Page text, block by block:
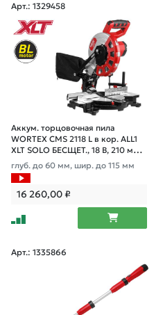
Арт.: 1329458
Аккум. торцовочная пила
WORTEX CMS 2118 L в кор. ALL1
XLT SOLO БЕСЩЕТ., 18 В, 210 мм,
лазер
глуб. до 60 мм, шир. до 115 мм
16 260,00₽
Арт.: 1335866